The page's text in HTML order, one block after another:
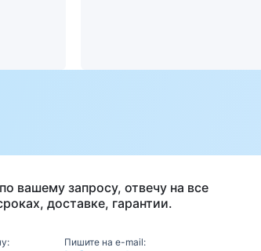
вашему запросу, отвечу на все
доставке, гарантии.
Пишите на e-mail: